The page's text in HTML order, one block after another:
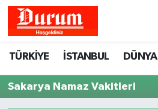
TÜRKİYE İSTANBUL DÜNYA
Sakarya Namaz Vakitleri
Hava Durumu
Namaz Vakitleri